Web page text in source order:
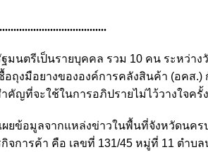
มนตรีเป็นรายบุคคล รวม 10 คน ระหว่า
ถุงมือยางขององค์การคลังสินค้า (อคส.)
คัญที่จะใช้ในการอภิปรายไม่ไว้วางใจครั้
ผยข้อมูลจากแหล่งข่าวในพื้นที่จังหวัดนค
การค้า คือ เลขที่ 131/45 หมู่ที่ 11 ตำบล